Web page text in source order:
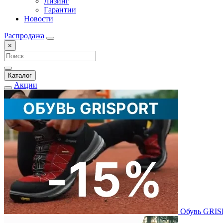
Гарантии
Новости
Распродажа
×
Каталог
Акции
Обувь